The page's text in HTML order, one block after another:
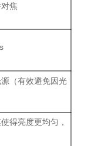
焦
（有效避免因光
得亮度更均匀，